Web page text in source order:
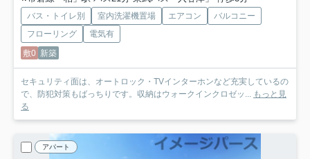
バス・トイレ別 室内洗濯機置場 エアコン
バルコニー
フローリング
電気有
敷0 新築
セキュリティ面は、オートロック・TVインターホンなど充実しているの
で、防犯対策もばっちりです。収納はウォークインクロゼッ... もっと見
る
アパート